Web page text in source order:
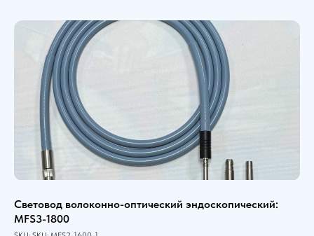
Световод волоконно-оптический эндоскопический:
MFS3-1800